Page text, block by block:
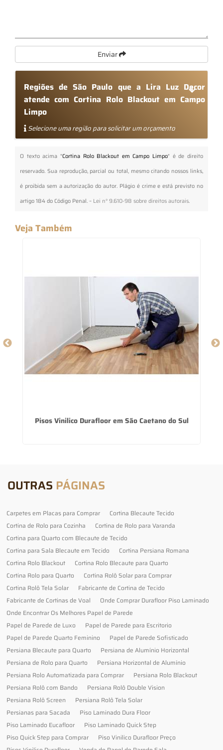
Enviar
Regiões de São Paulo que a Lira Luz Decor
atende com Cortina Rolo Blackout em Campo
Limpo
Selecione uma região para solicitar um orçamento
O texto acima "Cortina Rolo Blackout em Campo Limpo" é de direito
reservado. Sua reprodução, parcial ou total, mesmo citando nossos links,
é proibida sem a autorização do autor. Plágio é crime e está previsto no
artigo 184 do Código Penal. – Lei n° 9.610-98 sobre direitos autorais.
Veja Também
Pisos Vinilico Durafloor em São Caetano do Sul
OUTRAS PÁGINAS
Carpetes em Placas para Comprar
Cortina Blecaute Tecido
Cortina de Rolo para Cozinha
Cortina de Rolo para Varanda
Cortina para Quarto com Blecaute de Tecido
Cortina para Sala Blecaute em Tecido
Cortina Persiana Romana
Cortina Rolo Blackout
Cortina Rolo Blecaute para Quarto
Cortina Rolo para Quarto
Cortina Rolô Solar para Comprar
Cortina Rolô Tela Solar
Fabricante de Cortina de Tecido
Fabricante de Cortinas de Voal
Onde Comprar Durafloor Piso Laminado
Onde Encontrar Os Melhores Papel de Parede
Papel de Parede de Luxo
Papel de Parede para Escritorio
Papel de Parede Quarto Feminino
Papel de Parede Sofisticado
Persiana Blecaute para Quarto
Persiana de Alumínio Horizontal
Persiana de Rolo para Quarto
Persiana Horizontal de Alumínio
Persiana Rolo Automatizada para Comprar
Persiana Rolo Blackout
Persiana Rolô com Bando
Persiana Rolô Double Vision
Persiana Rolô Screen
Persiana Rolô Tela Solar
Persianas para Sacada
Piso Laminado Dura Floor
Piso Laminado Eucafloor
Piso Laminado Quick Step
Piso Quick Step para Comprar
Piso Vinilico Durafloor Preço